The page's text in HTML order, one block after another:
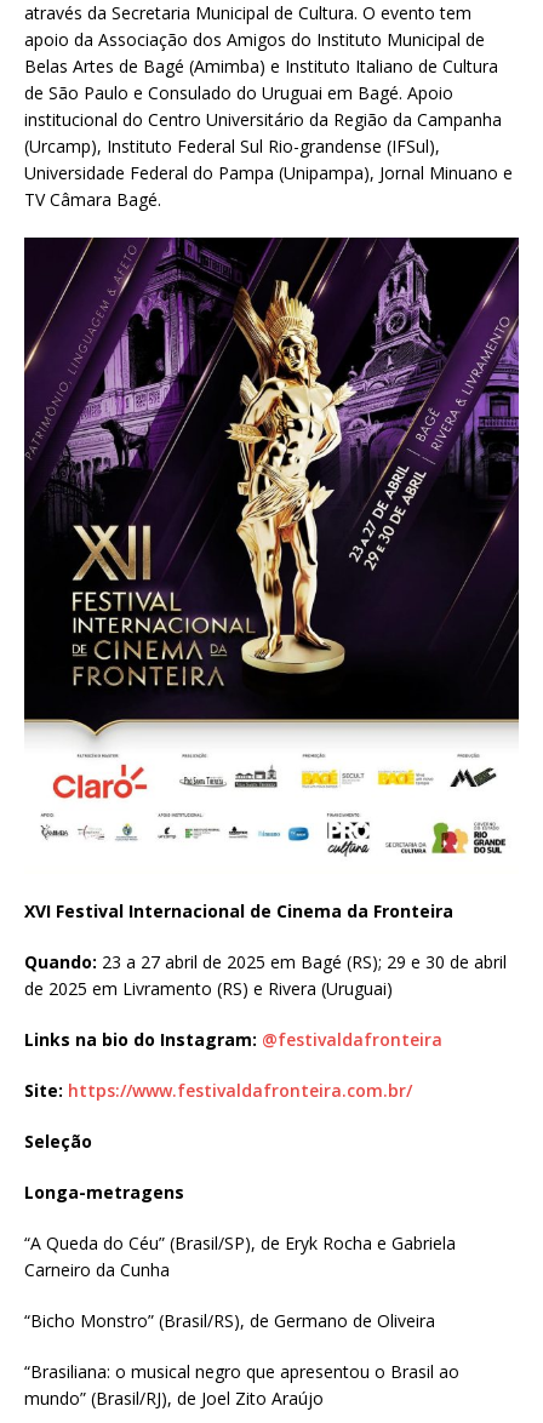
através da Secretaria Municipal de Cultura. O evento tem
apoio da Associação dos Amigos do Instituto Municipal de
Belas Artes de Bagé (Amimba) e Instituto Italiano de Cultura
de São Paulo e Consulado do Uruguai em Bagé. Apoio
institucional do Centro Universitário da Região da Campanha
(Urcamp), Instituto Federal Sul Rio-grandense (IFSul),
Universidade Federal do Pampa (Unipampa), Jornal Minuano e
TV Câmara Bagé.
XVI Festival Internacional de Cinema da Fronteira
Quando: 23 a 27 abril de 2025 em Bagé (RS); 29 e 30 de abril
de 2025 em Livramento (RS) e Rivera (Uruguai)
Links na bio do Instagram: @festivaldafronteira
Site: https://www.festivaldafronteira.com.br/
Seleção
Longa-metragens
“A Queda do Céu” (Brasil/SP), de Eryk Rocha e Gabriela
Carneiro da Cunha
“Bicho Monstro” (Brasil/RS), de Germano de Oliveira
“Brasiliana: o musical negro que apresentou o Brasil ao
mundo” (Brasil/RJ), de Joel Zito Araújo